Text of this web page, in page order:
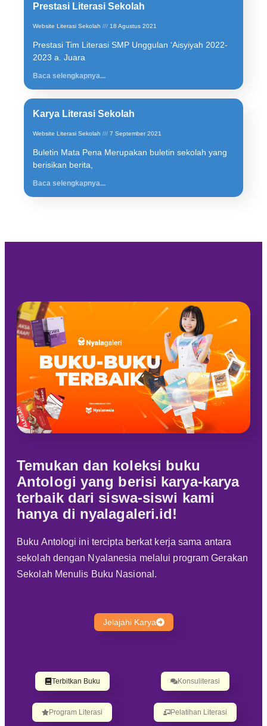
Prestasi Literasi Sekolah
Website Literasi Sekolah 18 Agustus 2021
Prestasi Tim Literasi SMP Unggulan ‘Aisyiyah 2022-
2023 a. Juara
Baca selengkapnya...
Karya Literasi Sekolah
Website Literasi Sekolah 7 September 2021
Buletin Mata Pena Merupakan buletin sekolah yang
berisikan berita,
Baca selengkapnya...
Temukan dan koleksi buku
Antologi yang berisi karya-karya
terbaik dari siswa-siswi kami
hanya di nyalagaleri.id!
Buku Antologi ini tercipta berkat kerja sama antara
sekolah dengan Nyalanesia melalui program Gerakan
Sekolah Menulis Buku Nasional.
Jelajahi Karya
Terbitkan Buku Konsuliterasi
Program Literasi Pelatihan Literasi